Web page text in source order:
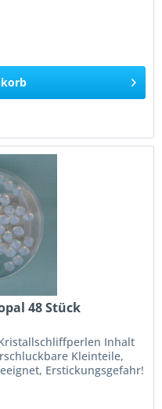
48 Stück
Inhalt
Kleinteile,
Erstickungsgefahr!